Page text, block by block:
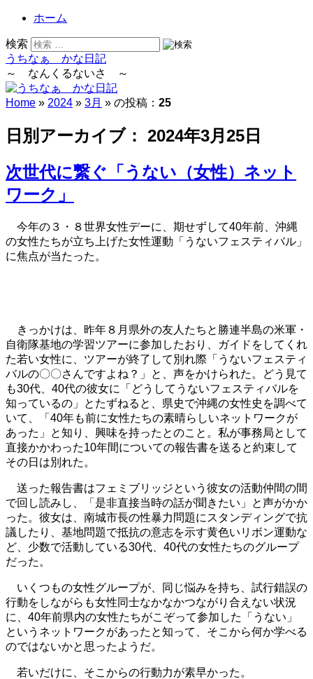
ホーム
検索
うちなぁ かな日記
～ なんくるないさ ～
Home » 2024 » 3月 » の投稿： 25
日別アーカイブ： 2024年3月25日
次世代に繋ぐ「うない（女性）ネット
ワーク」
今年の３・８世界女性デーに、期せずして40年前、沖縄
の女性たちが立ち上げた女性運動「うないフェスティバル」
に焦点が当たった。
きっかけは、昨年８月県外の友人たちと勝連半島の米軍・
自衛隊基地の学習ツアーに参加したおり、ガイドをしてくれ
た若い女性に、ツアーが終了して別れ際「うないフェスティ
バルの〇〇さんですよね？」と、声をかけられた。どう見て
も30代、40代の彼女に「どうしてうないフェスティバルを
知っているの」とたずねると、県史で沖縄の女性史を調べて
いて、「40年も前に女性たちの素晴らしいネットワークが
あった」と知り、興味を持ったとのこと。私が事務局として
直接かかわった10年間についての報告書を送ると約束して
その日は別れた。
送った報告書はフェミブリッジという彼女の活動仲間の間
で回し読みし、「是非直接当時の話が聞きたい」と声がかか
った。彼女は、南城市長の性暴力問題にスタンディングで抗
議したり、基地問題で抵抗の意志を示す黄色いリボン運動な
ど、少数で活動している30代、40代の女性たちのグループ
だった。
いくつもの女性グループが、同じ悩みを持ち、試行錯誤の
行動をしながらも女性同士なかなかつながり合えない状況
に、40年前県内の女性たちがこぞって参加した「うない」
というネットワークがあったと知って、そこから何か学べる
のではないかと思ったようだ。
若いだけに、そこからの行動力が素早かった。